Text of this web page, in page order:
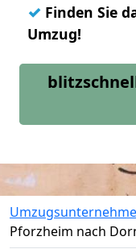
✓ Finden Sie
Umzug!
Pforzheim nach